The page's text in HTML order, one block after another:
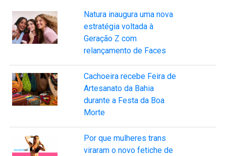
Natura inaugura uma nova
estratégia voltada à
Geração Z com
relançamento de Faces
Cachoeira recebe Feira de
Artesanato da Bahia
durante a Festa da Boa
Morte
Por que mulheres trans
viraram o novo fetiche de